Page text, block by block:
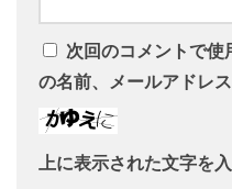
次回のコメントで使
の名前、メールアドレ
上に表示された文字を